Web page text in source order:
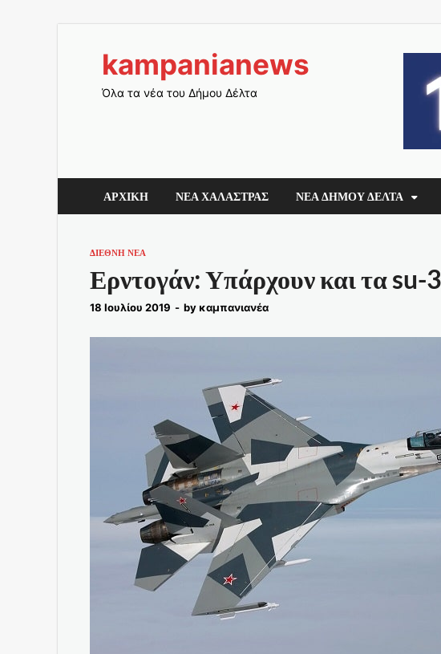
kampanianews
Όλα τα νέα του Δήμου Δέλτα
ΑΡΧΙΚΗ ΝΕΑ ΧΑΛΑΣΤΡΑΣ ΝΕΑ ΔΗΜΟΥ ΔΕΛΤΑ
ΔΙΕΘΝΗ ΝΕΑ
Ερντογάν: Υπάρχουν και τα su-
18 Ιουλίου 2019 - by καμπανιανέα